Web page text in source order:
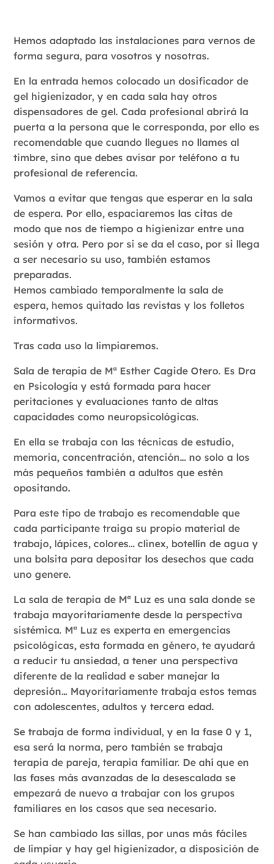
Hemos adaptado las instalaciones para vernos de
forma segura, para vosotros y nosotras.
En la entrada hemos colocado un dosificador de
gel higienizador, y en cada sala hay otros
dispensadores de gel. Cada profesional abrirá la
puerta a la persona que le corresponda, por ello es
recomendable que cuando llegues no llames al
timbre, sino que debes avisar por teléfono a tu
profesional de referencia.
Vamos a evitar que tengas que esperar en la sala
de espera. Por ello, espaciaremos las citas de
modo que nos de tiempo a higienizar entre una
sesión y otra. Pero por si se da el caso, por si llega
a ser necesario su uso, también estamos
preparadas.
Hemos cambiado temporalmente la sala de
espera, hemos quitado las revistas y los folletos
informativos.
Tras cada uso la limpiaremos.
Sala de terapia de Mª Esther Cagide Otero. Es Dra
en Psicología y está formada para hacer
peritaciones y evaluaciones tanto de altas
capacidades como neuropsicológicas.
En ella se trabaja con las técnicas de estudio,
memoria, concentración, atención… no solo a los
más pequeños también a adultos que estén
opositando.
Para este tipo de trabajo es recomendable que
cada participante traiga su propio material de
trabajo, lápices, colores… clinex, botellín de agua y
una bolsita para depositar los desechos que cada
uno genere.
La sala de terapia de Mª Luz es una sala donde se
trabaja mayoritariamente desde la perspectiva
sistémica. Mª Luz es experta en emergencias
psicológicas, esta formada en género, te ayudará
a reducir tu ansiedad, a tener una perspectiva
diferente de la realidad e saber manejar la
depresión… Mayoritariamente trabaja estos temas
con adolescentes, adultos y tercera edad.
Se trabaja de forma individual, y en la fase 0 y 1,
esa será la norma, pero también se trabaja
terapia de pareja, terapia familiar. De ahí que en
las fases más avanzadas de la desescalada se
empezará de nuevo a trabajar con los grupos
familiares en los casos que sea necesario.
Se han cambiado las sillas, por unas más fáciles
de limpiar y hay gel higienizador, a disposición de